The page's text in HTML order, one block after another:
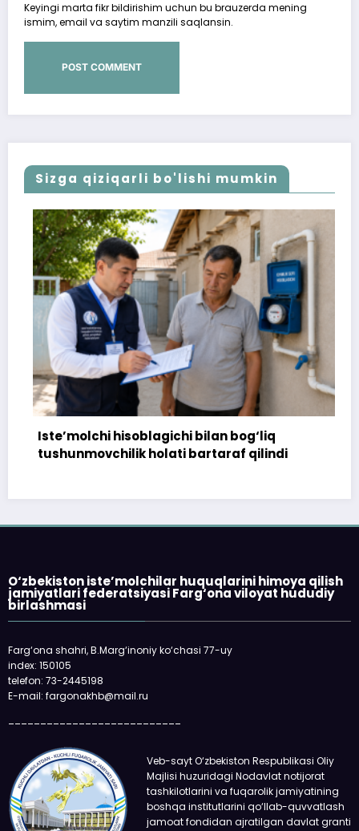
Keyingi marta fikr bildirishim uchun bu brauzerda mening
ismim, email va saytim manzili saqlansin.
Sizga qiziqarli bo'lishi mumkin
Iste’molchi hisoblagichi bilan bog‘liq
tushunmovchilik holati bartaraf qilindi
O‘zbekiston iste’molchilar huquqlarini himoya qilish
jamiyatlari federatsiyasi Farg‘ona viloyat hududiy
birlashmasi
Farg‘ona shahri, B.Marg‘inoniy ko‘chasi 77-uy
index: 150105
telefon: 73-2445198
E-mail: fargonakhb@mail.ru
Veb-sayt O‘zbekiston Respublikasi Oliy
Majlisi huzuridagi Nodavlat notijorat
tashkilotlarini va fuqarolik jamiyatining
boshqa institutlarini qo‘llab-quvvatlash
jamoat fondidan ajratilgan davlat granti